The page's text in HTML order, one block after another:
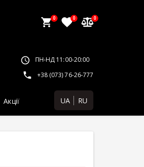
0 0 0
ПН-НД 11:00-20:00
+38 (073) 76-26-777
Акції UA RU